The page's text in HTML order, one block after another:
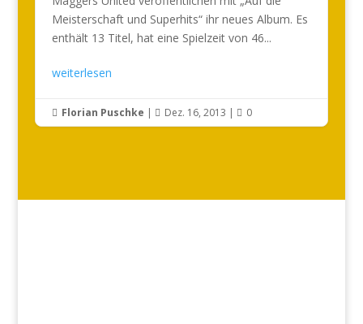
Meisterschaft und Superhits“ ihr neues Album. Es
enthält 13 Titel, hat eine Spielzeit von 46...
weiterlesen
 Florian Puschke |  Dez. 16, 2013 |  0